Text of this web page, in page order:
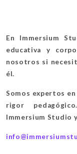
En Immersium
educativa y
nosotros si
él.
Somos expertos
rigor
Immersium Studio